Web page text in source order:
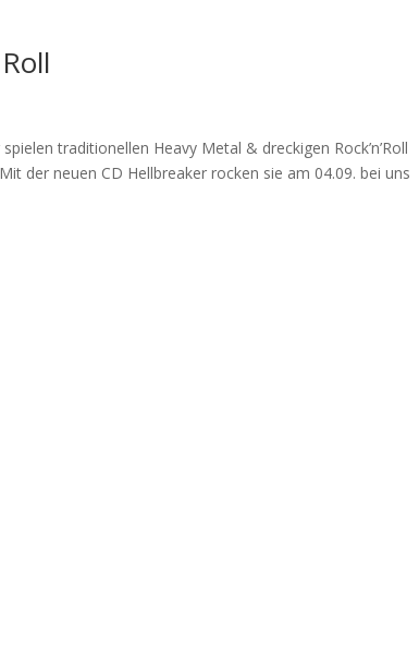
traditionellen Heavy Metal & dreckigen Rock’n’Roll
der neuen CD Hellbreaker rocken sie am 04.09. bei uns